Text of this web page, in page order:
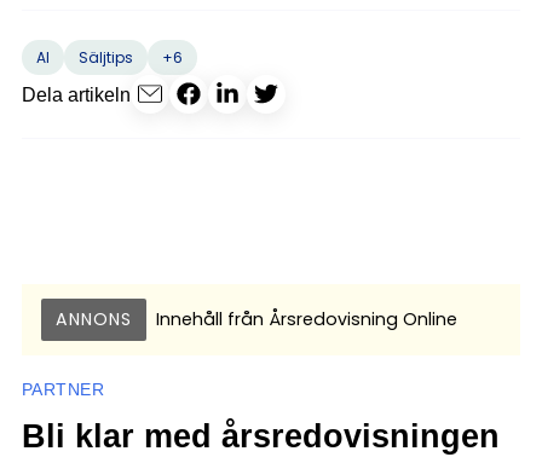
AI Säljtips
+6
Dela artikeln
ANNONS Innehåll från Årsredovisning Online
PARTNER
Bli klar med årsredovisningen